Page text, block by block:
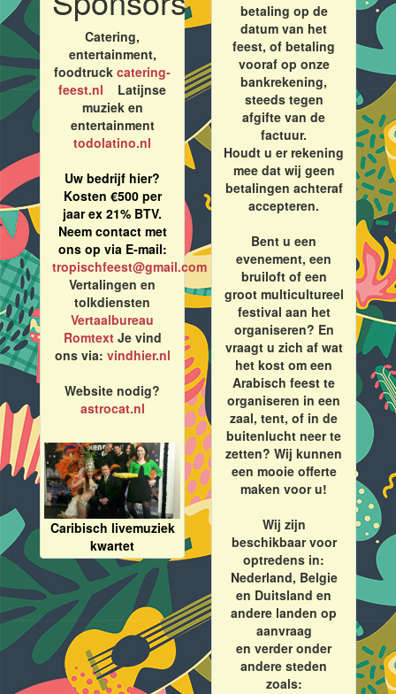
Catering,
entertainment,
foodtruck catering-
feest.nl Latijnse
muziek en
entertainment
todolatino.nl
Uw bedrijf hier?
Kosten €500 per
jaar ex 21% BTV.
Neem contact met
ons op via E-mail:
tropischfeest@gmail.com
Vertalingen en
tolkdiensten
Vertaalbureau
RomtextJe vind
ons via: vindhier.nl
Website nodig?
astrocat.nl
Caribisch livemuziek
kwartet
betaling op de
datum van het
feest, of betaling
vooraf op onze
bankrekening,
steeds tegen
afgifte van de
factuur.
Houdt u er rekening
mee dat wij geen
betalingen achteraf
accepteren.
Bent u een
evenement, een
bruiloft of een
groot multicultureel
festival aan het
organiseren? En
vraagt u zich af wat
het kost om een
Arabisch feest te
organiseren in een
zaal, tent, of in de
buitenlucht neer te
zetten? Wij kunnen
een mooie offerte
maken voor u!
Wij zijn
beschikbaar voor
optredens in:
Nederland, Belgie
en Duitsland en
andere landen op
aanvraag
en verder onder
andere steden
zoals: